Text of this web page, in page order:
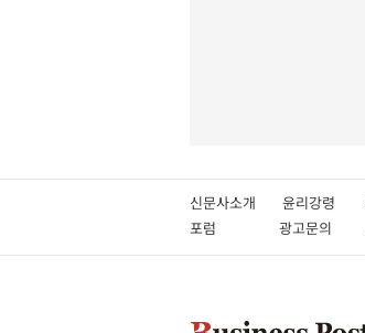
신문사소개 윤리강령
포럼
광고문의